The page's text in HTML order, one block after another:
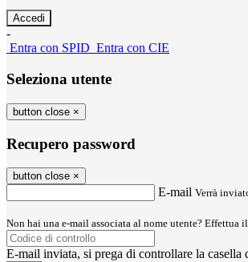
-
Entra con SPID Entra con CIE
Seleziona utente
button close ×
Recupero password
button close ×
E-mail Verrà
Non hai una e-mail associata al nome utente? Effettua
E-mail inviata, si prega di controllare la casella